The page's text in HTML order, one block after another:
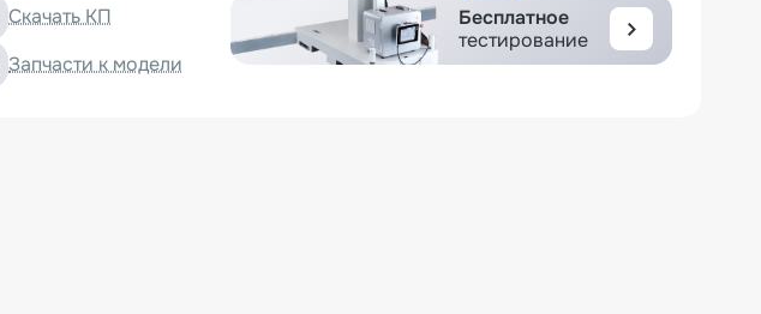
Скачать КП
Запчасти к модели
Бесплатное
тестирование